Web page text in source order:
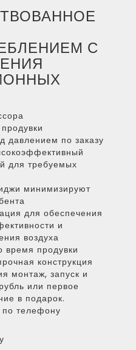
С
давлением по заказу
для требуемых
минимизируют
для обеспечения
и
воздуха
время продувки
конструкция
монтаж, запуск и
или первое
в подарок.
по телефону